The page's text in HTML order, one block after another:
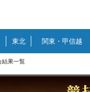
東北 関東・甲信越
結果一覧